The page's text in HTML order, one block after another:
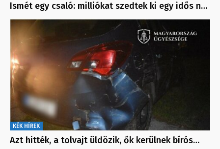
Ismét egy csaló: milliókat szedtek ki egy idős n…
KÉK HÍREK
Azt hitték, a tolvajt üldözik, ők kerülnek bírós…